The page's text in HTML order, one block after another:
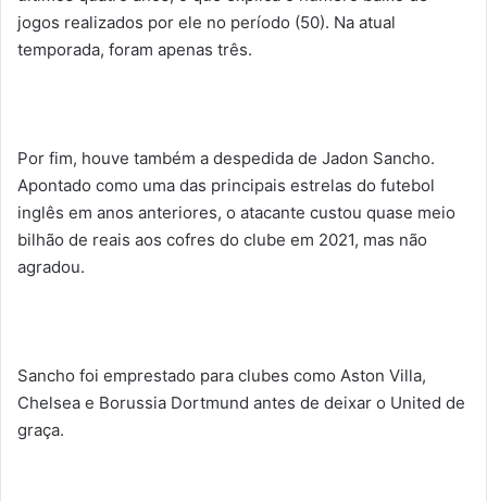
jogos realizados por ele no período (50). Na atual
temporada, foram apenas três.
Por fim, houve também a despedida de Jadon Sancho.
Apontado como uma das principais estrelas do futebol
inglês em anos anteriores, o atacante custou quase meio
bilhão de reais aos cofres do clube em 2021, mas não
agradou.
Sancho foi emprestado para clubes como Aston Villa,
Chelsea e Borussia Dortmund antes de deixar o United de
graça.